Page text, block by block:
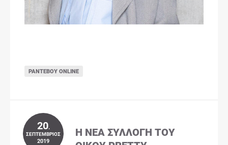
ΡΑΝΤΕΒΟΎ ONLINE
20.
ΣΕΠΤΈΜΒΡΙΟΣ
2019
Η ΝΈΑ ΣΥΛΛΟΓΉ ΤΟΥ